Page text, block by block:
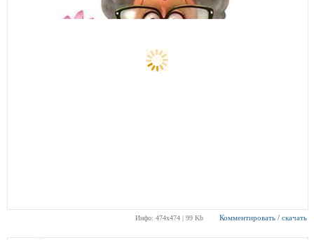
Инфо: 474х474 | 99 Kb Комментировать / скачать